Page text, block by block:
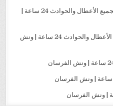
ونش إنقاذ سيارات في مصر الجديدة لجميع الأعطال والحوادث 24 ساعة |
ونش إنقاذ سيارات في المعادي لجميع الأعطال والحوادث 24 ساعة | ونش